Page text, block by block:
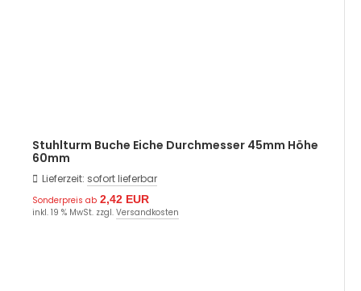
Stuhlturm Buche Eiche Durchmesser 45mm Höhe
60mm
Lieferzeit: sofort lieferbar
Sonderpreis ab 2,42 EUR
inkl. 19 % MwSt. zzgl. Versandkosten